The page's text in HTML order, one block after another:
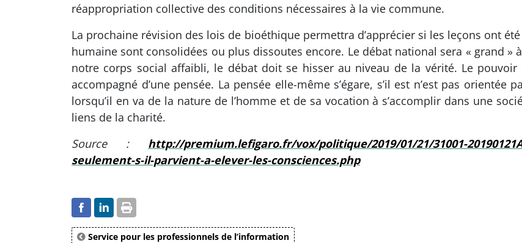
réappropriation collective des conditions nécessaires à la vie commune.
La prochaine révision des lois de bioéthique permettra d’apprécier si les leçons ont
humaine sont consolidées ou plus dissoutes encore. Le débat national sera « grand »
notre corps social affaibli, le débat doit se hisser au niveau de la vérité. Le pouvoir
accompagné d’une pensée. La pensée elle-même s’égare, s’il est n’est pas
lorsqu’il en va de la nature de l’homme et de sa vocation à s’accomplir dans une
liens de la charité.
Source : http://premium.lefigaro.fr/vox/politique/2019/01/21/31001-
seulement-s-il-parvient-a-elever-les-consciences.php
Service pour les professionnels de l’information